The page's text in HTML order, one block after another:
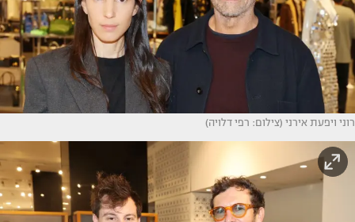
רוני ויפעת אירני (צילום: רפי דלויה)